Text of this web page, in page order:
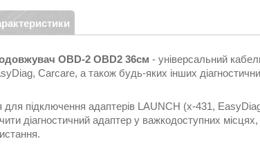
OBD-2 OBD2 36см - універсальний
Carcare, а також будь-яких інших
для підключення адаптерів LAUNCH (x-431,
діагностичний адаптер у важкодоступних